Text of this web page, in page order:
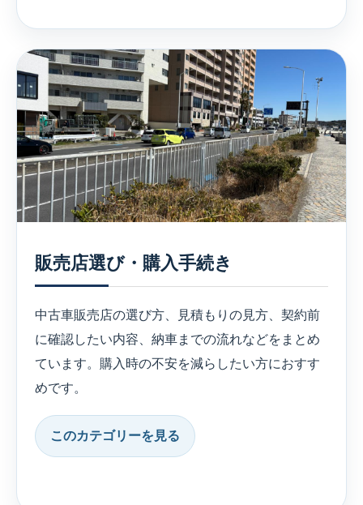
販売店選び・購入手続き
中古車販売店の選び方、見積もりの見方、契約前
に確認したい内容、納車までの流れなどをまとめ
ています。購入時の不安を減らしたい方におすす
めです。
このカテゴリーを見る